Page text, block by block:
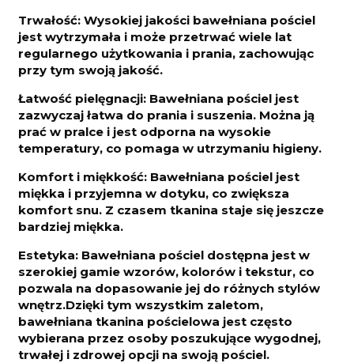
Trwałość: Wysokiej jakości bawełniana pościel
jest wytrzymała i może przetrwać wiele lat
regularnego użytkowania i prania, zachowując
przy tym swoją jakość.
Łatwość pielęgnacji: Bawełniana pościel jest
zazwyczaj łatwa do prania i suszenia. Można ją
prać w pralce i jest odporna na wysokie
temperatury, co pomaga w utrzymaniu higieny.
Komfort i miękkość: Bawełniana pościel jest
miękka i przyjemna w dotyku, co zwiększa
komfort snu. Z czasem tkanina staje się jeszcze
bardziej miękka.
Estetyka: Bawełniana pościel dostępna jest w
szerokiej gamie wzorów, kolorów i tekstur, co
pozwala na dopasowanie jej do różnych stylów
wnętrz.Dzięki tym wszystkim zaletom,
bawełniana tkanina pościelowa jest często
wybierana przez osoby poszukujące wygodnej,
trwałej i zdrowej opcji na swoją pościel.